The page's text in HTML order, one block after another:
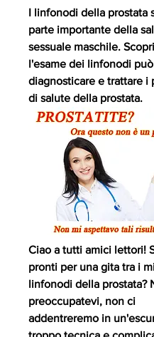
I linfonodi della prostata
parte importante della
sessuale maschile.
l'esame dei linfonodi
diagnosticare e trattare i
di salute della prostata.
Ciao a tutti amici lettori!
pronti per una gita tra i
linfonodi della prostata?
preoccupatevi, non ci
addentreremo in